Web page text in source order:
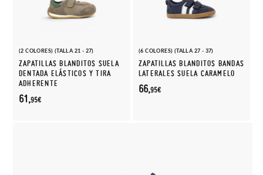
(2 COLORES) (TALLA 21 - 27)
ZAPATILLAS BLANDITOS SUELA
DENTADA ELÁSTICOS Y TIRA
ADHERENTE
61,95€
(6 COLORES) (TALLA 27 - 37)
ZAPATILLAS BLANDITOS BANDAS
LATERALES SUELA CARAMELO
66,95€